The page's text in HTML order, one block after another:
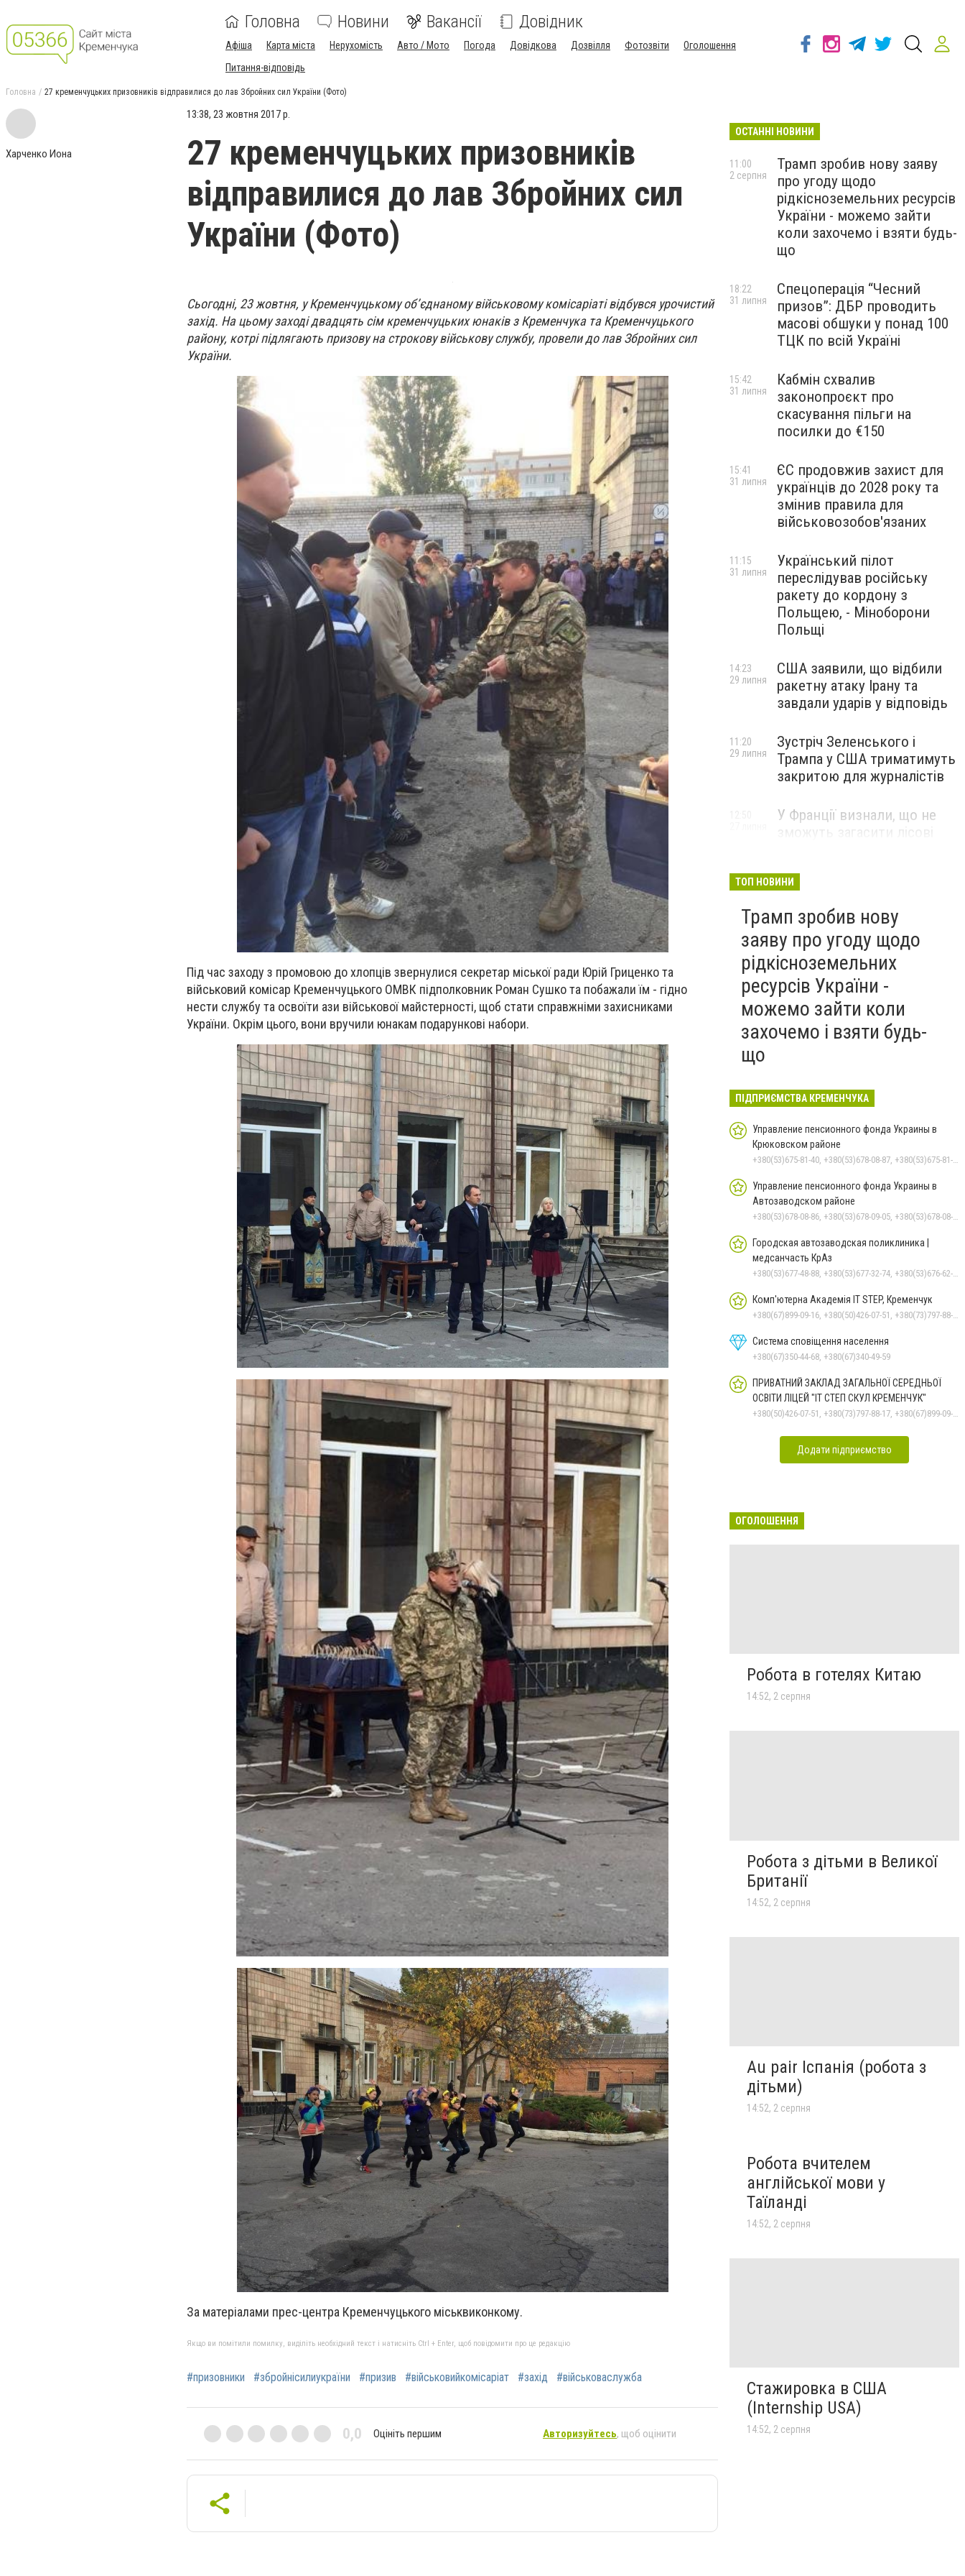
Головна Новини Вакансії Довідник
Афіша Карта міста Нерухомість Авто / Мото Погода Довідкова Дозвілля Фотозвіти
Оголошення
Питання-відповідь
Головна 27 кременчуцьких призовників відправилися до лав Збройних сил України (Фото)
Харченко Иона
13:38, 23 жовтня 2017 р.
27 кременчуцьких призовників
відправилися до лав Збройних сил
України (Фото)
Сьогодні, 23 жовтня, у Кременчуцькому об’єднаному військовому комісаріаті відбувся урочистий
захід. На цьому заході двадцять сім кременчуцьких юнаків з Кременчука та Кременчуцького
району, котрі підлягають призову на строкову військову службу, провели до лав Збройних сил
України.
Під час заходу з промовою до хлопців звернулися секретар міської ради Юрій Гриценко та
військовий комісар Кременчуцького ОМВК підполковник Роман Сушко та побажали їм - гідно
нести службу та освоїти ази військової майстерності, щоб стати справжніми захисниками
України. Окрім цього, вони вручили юнакам подарункові набори.
За матеріалами прес-центра Кременчуцького міськвиконкому.
Якщо ви помітили помилку, виділіть необхідний текст і натисніть Ctrl + Enter, щоб повідомити про це редакцію
#призовники #збройнісилиукраїни #призив #військовийкомісаріат #захід #військоваслужба
0,0 Оцініть першим Авторизуйтесь, щоб оцінити
ОСТАННІ НОВИНИ
Трамп зробив нову заяву
про угоду щодо
рідкісноземельних ресурсів
України - можемо зайти
коли захочемо і взяти будь-
що
11:00
2 серпня
Спецоперація “Чесний
призов”: ДБР проводить
масові обшуки у понад 100
ТЦК по всій Україні
18:22
31 липня
Кабмін схвалив
законопроєкт про
скасування пільги на
посилки до €150
15:42
31 липня
ЄС продовжив захист для
українців до 2028 року та
змінив правила для
військовозобов'язаних
15:41
31 липня
Український пілот
переслідував російську
ракету до кордону з
Польщею, - Міноборони
Польщі
11:15
31 липня
США заявили, що відбили
ракетну атаку Ірану та
завдали ударів у відповідь
14:23
29 липня
Зустріч Зеленського і
Трампа у США триматимуть
закритою для журналістів
11:20
29 липня
У Франції визнали, що не
ТОП НОВИНИ
Трамп зробив нову
заяву про угоду щодо
рідкісноземельних
ресурсів України -
можемо зайти коли
захочемо і взяти будь-
що
ПІДПРИЄМСТВА КРЕМЕНЧУКА
Управление пенсионного фонда Украины в
Крюковском районе
+380(53)675-81-40, +380(53)678-08-87, +380(53)675-81-31, +380(53)675-81-38, +380(53)675-81-33, +380(53)675-81-32, +380(53)678-09-01, +380(53)675-81-37
Управление пенсионного фонда Украины в
Автозаводском районе
+380(53)678-08-86, +380(53)678-09-05, +380(53)678-08-41, +380(53)678-08-83, +380(53)678-08-74
Городская автозаводская поликлиника |
медсанчасть КрАз
+380(53)677-48-88, +380(53)677-32-74, +380(53)676-62-99, +380536766187
Комп'ютерна Академія IT STEP, Кременчук
+380(67)899-09-16, +380(50)426-07-51, +380(73)797-88-17
Система сповіщення населення
+380(67)350-44-68, +380(67)340-49-59
ПРИВАТНИЙ ЗАКЛАД ЗАГАЛЬНОЇ СЕРЕДНЬОЇ
ОСВІТИ ЛІЦЕЙ "ІТ СТЕП СКУЛ КРЕМЕНЧУК"
+380(50)426-07-51, +380(73)797-88-17, +380(67)899-09-16
Додати підприємство
ОГОЛОШЕННЯ
Робота в готелях Китаю
14:52, 2 серпня
Робота з дітьми в Великої
Британії
14:52, 2 серпня
Au pair Іспанія (робота з
дітьми)
14:52, 2 серпня
Робота вчителем
англійської мови у
Таїланді
14:52, 2 серпня
Стажировка в США
(Internship USA)
14:52, 2 серпня